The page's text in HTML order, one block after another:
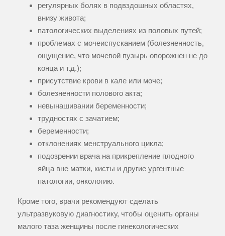
регулярных болях в подвздошных областях,
внизу живота;
патологических выделениях из половых путей;
проблемах с мочеиспусканием (болезненность,
ощущение, что мочевой пузырь опорожнен не до
конца и т.д.);
присутствие крови в кале или моче;
болезненности полового акта;
невынашивании беременности;
трудностях с зачатием;
беременности;
отклонениях менструального цикла;
подозрении врача на прикрепление плодного
яйца вне матки, кисты и другие ургентные
патологии, онкологию.
Кроме того, врачи рекомендуют сделать
ультразвуковую диагностику, чтобы оценить органы
малого таза женщины после гинекологических